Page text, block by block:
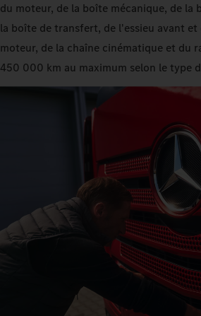
du moteur, de la boîte mécanique, de la
la boîte de transfert, de l'essieu avant et
moteur, de la chaîne cinématique et du
450 000 km au maximum selon le type